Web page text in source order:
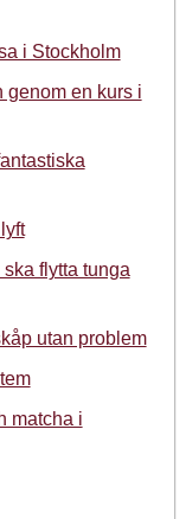
i Stockholm
genom en kurs i
flytta tunga
utan problem
matcha i